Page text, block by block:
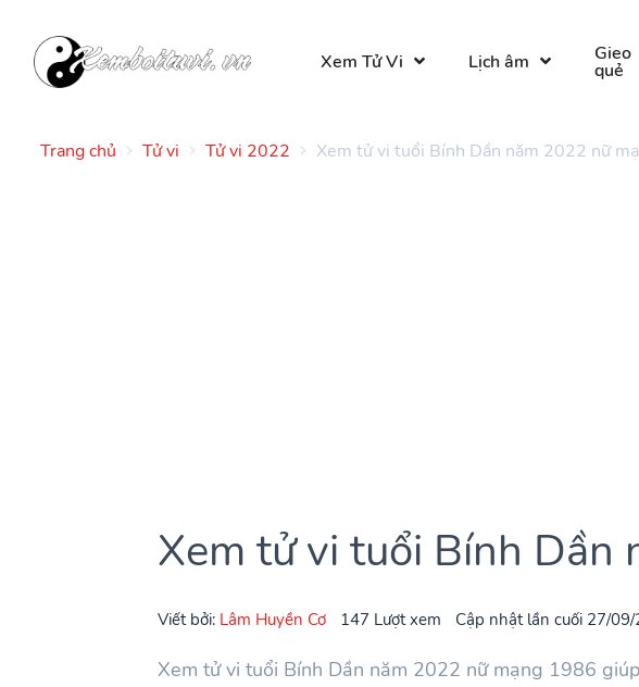
Xem Tử Vi Lịch âm Gieo
quẻ
Trang chủ Tử vi Tử vi 2022 Xem tử vi tuổi Bính Dần năm 2022 nữ
Xem tử vi tuổi Bính
Viết bởi: Lâm Huyền Cơ 147 Lượt xem Cập nhật lần cuối 27/
Xem tử vi tuổi Bính Dần năm 2022 nữ mạng 1986